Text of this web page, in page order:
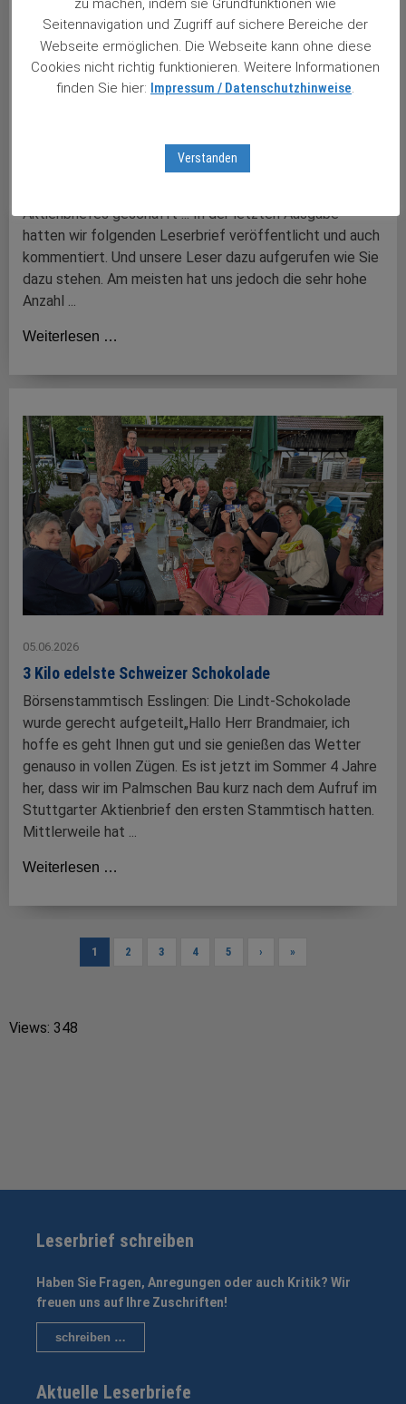
Kinder gehen gar nicht?
Stolze Jungbörsianer: Fred (14) und Fritz (11) hatten es
Aktienbriefes geschafft ... In der letzten Ausgabe
hatten wir folgenden Leserbrief veröffentlicht und auch
kommentiert. Und unsere Leser dazu aufgerufen wie Sie
dazu stehen. Am meisten hat uns jedoch die sehr hohe
Anzahl ...
Weiterlesen …
05.06.2026
3 Kilo edelste Schweizer Schokolade
Börsenstammtisch Esslingen: Die Lindt-Schokolade
wurde gerecht aufgeteilt„Hallo Herr Brandmaier, ich
hoffe es geht Ihnen gut und sie genießen das Wetter
genauso in vollen Zügen. Es ist jetzt im Sommer 4 Jahre
her, dass wir im Palmschen Bau kurz nach dem Aufruf im
Stuttgarter Aktienbrief den ersten Stammtisch hatten.
Mittlerweile hat ...
Weiterlesen …
1 2 3 4 5 › »
Views: 348
Leserbrief schreiben
Haben Sie Fragen, Anregungen oder auch Kritik? Wir
freuen uns auf Ihre Zuschriften!
schreiben …
Aktuelle Leserbriefe
zu machen, indem sie Grundfunktionen wie
Seitennavigation und Zugriff auf sichere Bereiche der
Webseite ermöglichen. Die Webseite kann ohne diese
Cookies nicht richtig funktionieren. Weitere Informationen
finden Sie hier: Impressum / Datenschutzhinweise
Verstanden